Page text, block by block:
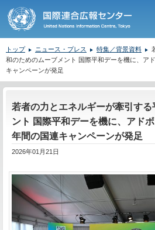
トップ ニュース・プレス 特集／背景資料
和のためのムーブメント 国際平和デーを機に、ア
キャンペーンが発足
若者の力とエネルギーが牽引す
ント 国際平和デーを機に、アド
年間の国連キャンペーンが発足
2026年01月21日